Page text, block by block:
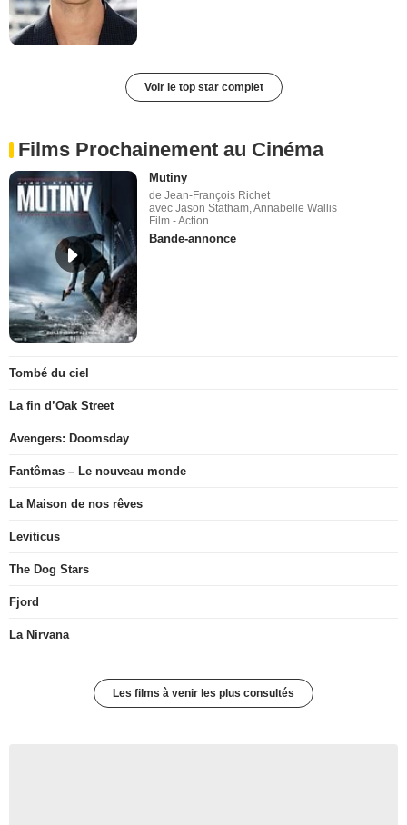
Voir le top star complet
Films Prochainement au Cinéma
Mutiny
de Jean-François Richet
avec Jason Statham, Annabelle Wallis
Film - Action
Bande-annonce
Tombé du ciel
La fin d’Oak Street
Avengers: Doomsday
Fantômas – Le nouveau monde
La Maison de nos rêves
Leviticus
The Dog Stars
Fjord
La Nirvana
Les films à venir les plus consultés